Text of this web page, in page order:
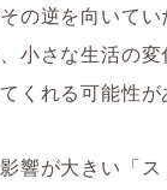
の逆を向いて
小さな生活の
くれる可能性が
響が大きい「